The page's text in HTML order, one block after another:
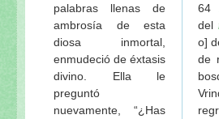
palabras llenas de
ambrosía de esta
diosa inmortal,
enmudeció de éxtasis
divino. Ella le
preguntó
nuevamente, “¿Has
64
del
o]
de